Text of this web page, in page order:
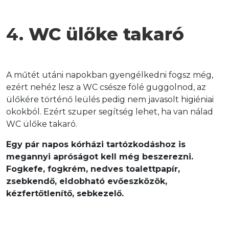
4. WC ülőke takaró
A műtét utáni napokban gyengélkedni fogsz még,
ezért nehéz lesz a WC csésze fölé guggolnod, az
ülőkére történő leülés pedig nem javasolt higiéniai
okokból. Ezért szuper segítség lehet, ha van nálad
WC ülőke takaró.
Egy pár napos kórházi tartózkodáshoz is
megannyi apróságot kell még beszerezni.
Fogkefe, fogkrém, nedves toalettpapír,
zsebkendő, eldobható evőeszközök,
kézfertőtlenítő, sebkezelő.